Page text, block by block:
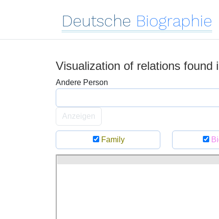
Deutsche Biographie
Visualization of relations found
Andere Person
Anzeigen
Family